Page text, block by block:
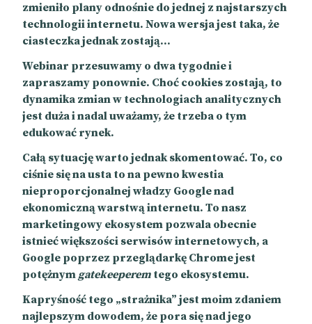
zmieniło plany odnośnie do jednej z najstarszych
technologii internetu. Nowa wersja jest taka, że
ciasteczka jednak zostają…
Webinar przesuwamy o dwa tygodnie i
zapraszamy ponownie. Choć cookies zostają, to
dynamika zmian w technologiach analitycznych
jest duża i nadal uważamy, że trzeba o tym
edukować rynek.
Całą sytuację warto jednak skomentować. To, co
ciśnie się na usta to na pewno kwestia
nieproporcjonalnej władzy Google nad
ekonomiczną warstwą internetu. To nasz
marketingowy ekosystem pozwala obecnie
istnieć większości serwisów internetowych, a
Google poprzez przeglądarkę Chrome jest
potężnymgatekeeperem tego ekosystemu.
Kapryśność tego „strażnika” jest moim zdaniem
najlepszym dowodem, że pora się nad jego